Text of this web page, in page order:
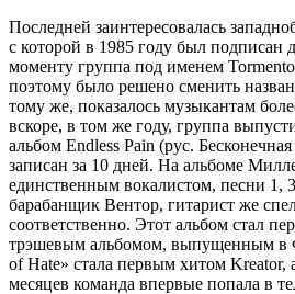
Последней заинтересовалась
с которой в 1985 году был подписан
моменту группа под именем
поэтому было решено сменить
тому же, показалось музыкантам
вскоре, в том же году, группа
альбом Endless Pain (рус.
записан за 10 дней. На альбоме
единственным вокалистом, песни 1,
барабанщик Вентор, гитарист же
соответственно. Этот альбом стал
трэшевым альбомом, выпущенным в
of Hate» стала первым хитом Kreator,
месяцев команда впервые попала в